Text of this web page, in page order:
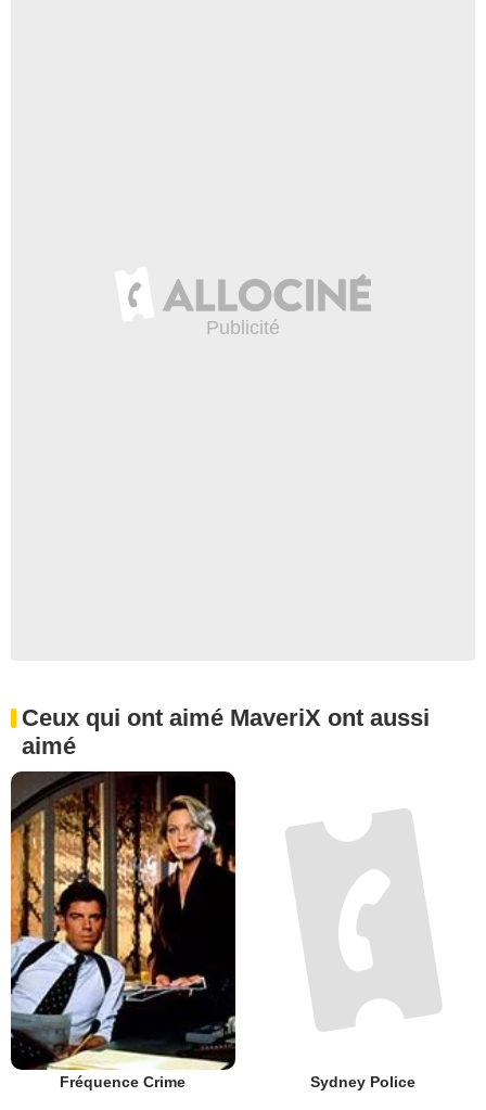
Ceux qui ont aimé MaveriX ont aussi
aimé
Fréquence Crime Sydney Police